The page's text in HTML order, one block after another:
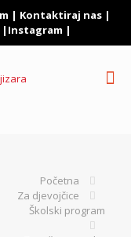
| Kontaktiraj nas |
Instagram |
Početna
Za djevojčice
Školski program